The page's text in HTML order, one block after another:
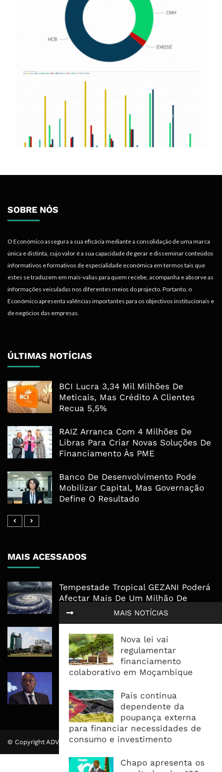
MAIS NOTÍCIAS
Nova lei vai
regulamentar
financiamento
colaborativo em Moçambique
País continua
dependente da
poupança externa
para financiar necessidades de
consumo e investimento
Chapo apresenta os
SOBRE NÓS
O Económico assegura a sua eficácia mediante a consolidação de uma marca
única e distinta, cujo valor é a sua capacidade de gerar e disseminar conteúdos
informativos e formativos de especialidade económica em termos tais que
estes se traduzem em mais-valias para quem recebe, acompanha e absorve as
informações veiculadas nos diferentes meios do projecto. Portanto, o
Económico apresenta valências importantes para os objectivos institucionais e
de negócios das empresas.
ÚLTIMAS NOTÍCIAS
BCI Lucra 3,34 Mil Milhões De
Meticais, Mas Crédito A Clientes
Recua 5,5%
RAIZ Arranca Com 4 Milhões De
Libras Para Criar Novas Soluções De
Financiamento Às PME
Banco De Desenvolvimento Pode
Mobilizar Capital, Mas Governação
Define O Resultado
MAIS ACESSADOS
Tempestade Tropical GEZANI Poderá
Afectar Mais De Um Milhão De
Pessoas No Centro E Sul ...
Governo admite nova operadora
para a Mozal após suspensão das
operações
CEO do Standard Bank pede ao
Governo que “saia do caminho” e
facilite os negócios
© Copyright ADVALUE. Todos Direitos Reservados.